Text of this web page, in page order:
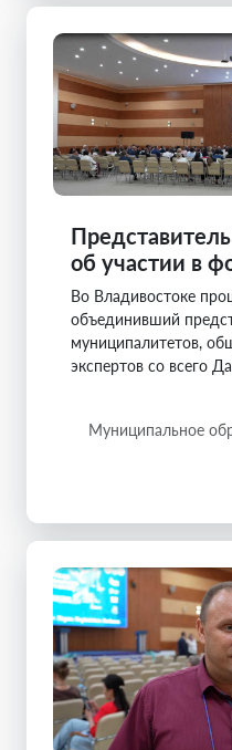
об участии в
Во Владивостоке
объединивший
муниципалитетов,
экспертов со всего
Муниципальное